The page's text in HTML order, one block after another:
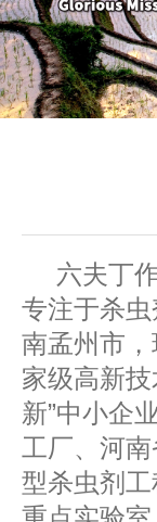
六夫丁
专注于杀
南孟州市
家级高新技
新”中小企
工厂、河
型杀虫剂